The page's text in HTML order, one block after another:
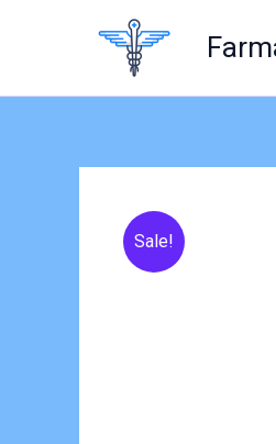
Sale!